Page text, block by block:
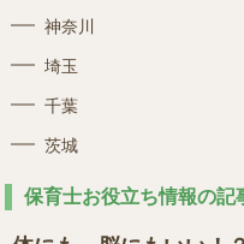
神奈川
埼玉
千葉
茨城
保育士お役立ち情報の記